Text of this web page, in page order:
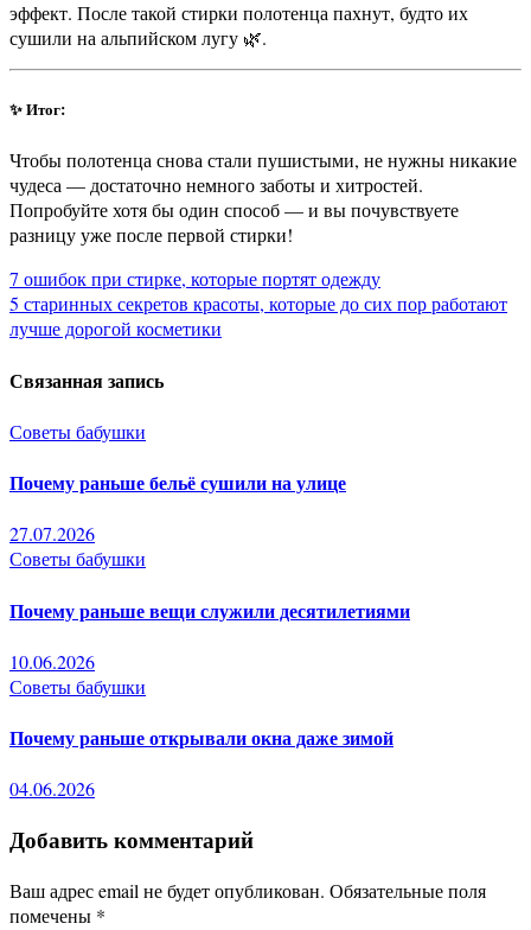
эффект. После такой стирки полотенца пахнут, будто их
сушили на альпийском лугу 🌿.
✨ Итог:
Чтобы полотенца снова стали пушистыми, не нужны никакие
чудеса — достаточно немного заботы и хитростей.
Попробуйте хотя бы один способ — и вы почувствуете
разницу уже после первой стирки!
Навигация
по
записям
7 ошибок при стирке, которые портят одежду
5 старинных секретов красоты, которые до сих пор работают
лучше дорогой косметики
Связанная запись
Советы бабушки
Почему раньше бельё сушили на улице
27.07.2026
Советы бабушки
Почему раньше вещи служили десятилетиями
10.06.2026
Советы бабушки
Почему раньше открывали окна даже зимой
04.06.2026
Добавить комментарий
Ваш адрес email не будет опубликован. Обязательные поля
помечены *